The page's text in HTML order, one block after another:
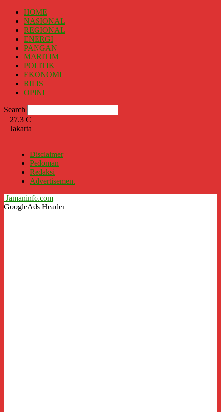
HOME
NASIONAL
REGIONAL
ENERGI
PANGAN
MARITIM
POLITIK
EKONOMI
RILIS
OPINI
Search
27.3 C
Jakarta
Disclaimer
Pedoman
Redaksi
Advertisement
Jamaninfo.com
GoogleAds Header